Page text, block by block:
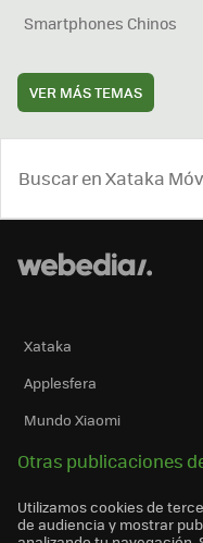
Smartphones Chinos
VER MÁS TEMAS
Xataka
Applesfera
Mundo Xiaomi
Otras publicaciones
Utilizamos cookies de
de audiencia y mostrar